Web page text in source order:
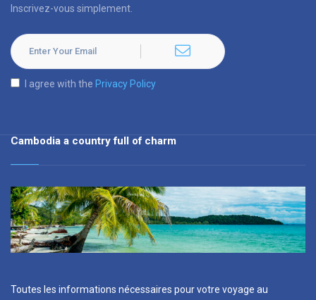
Inscrivez-vous simplement.
I agree with the Privacy Policy
Cambodia a country full of charm
Toutes les informations nécessaires pour votre voyage au